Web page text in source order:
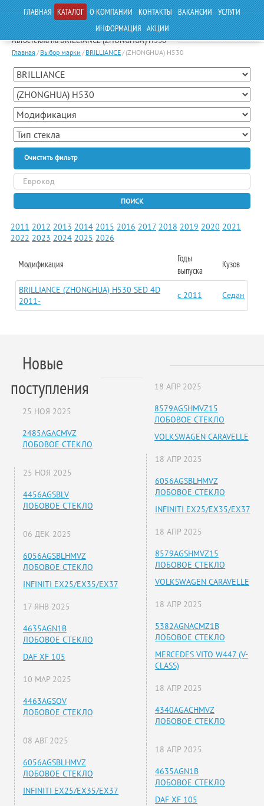
ГЛАВНАЯ КАТАЛОГ О КОМПАНИИ КОНТАКТЫ ВАКАНСИИ УСЛУГИ
ИНФОРМАЦИЯ АКЦИИ
Автостекла на BRILLIANCE (ZHONGHUA) H530
Главная / Выбор марки / BRILLIANCE/ (ZHONGHUA) H530
Очистить фильтр
ПОИСК
2011 2012 2013 2014 2015 2016 2017 2018 2019 2020 2021
2022 2023 2024 2025 2026
Модификация
Годы
выпуска
Кузов
BRILLIANCE (ZHONGHUA) H530 SED 4D
2011-
c 2011 Седан
Новые
поступления
25 НОЯ 2025
2485AGACMVZ
ЛОБОВОЕ СТЕКЛО
25 НОЯ 2025
4456AGSBLV
ЛОБОВОЕ СТЕКЛО
06 ДЕК 2025
6056AGSBLHMVZ
ЛОБОВОЕ СТЕКЛО
INFINITI EX25/EX35/EX37
17 ЯНВ 2025
4635AGN1B
ЛОБОВОЕ СТЕКЛО
DAF XF 105
10 МАР 2025
4463AGSOV
ЛОБОВОЕ СТЕКЛО
08 АВГ 2025
6056AGSBLHMVZ
ЛОБОВОЕ СТЕКЛО
INFINITI EX25/EX35/EX37
18 АПР 2025
8579AGSHMVZ15
ЛОБОВОЕ СТЕКЛО
VOLKSWAGEN CARAVELLE
18 АПР 2025
6056AGSBLHMVZ
ЛОБОВОЕ СТЕКЛО
INFINITI EX25/EX35/EX37
18 АПР 2025
8579AGSHMVZ15
ЛОБОВОЕ СТЕКЛО
VOLKSWAGEN CARAVELLE
18 АПР 2025
5382AGNACMZ1B
ЛОБОВОЕ СТЕКЛО
MERCEDES VITO W447 (V-
CLASS)
18 АПР 2025
4340AGACHMVZ
ЛОБОВОЕ СТЕКЛО
18 АПР 2025
4635AGN1B
ЛОБОВОЕ СТЕКЛО
DAF XF 105